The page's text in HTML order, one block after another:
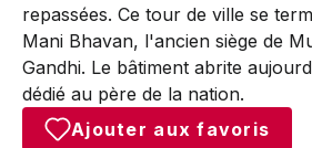
repassées. Ce tour de ville se
Mani Bhavan, l'ancien siège de
Gandhi. Le bâtiment abrite
dédié au père de la nation.
Ajouter aux favoris